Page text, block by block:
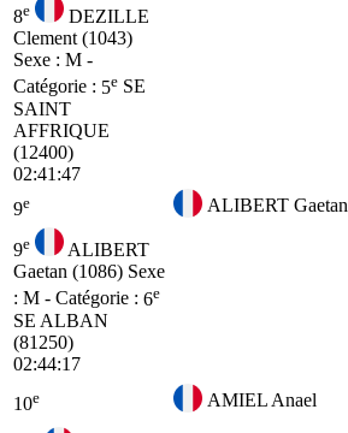
8e
DEZILLE
Clement (1043)
Sexe : M -
Catégorie : 5e SE
SAINT
AFFRIQUE
(12400)
02:41:47
9e ALIBERT Gaetan
9e
ALIBERT
Gaetan (1086) Sexe
: M - Catégorie : 6e
SE ALBAN
(81250)
02:44:17
10e AMIEL Anael